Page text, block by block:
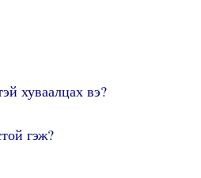
хуваалцах вэ?
гэж?